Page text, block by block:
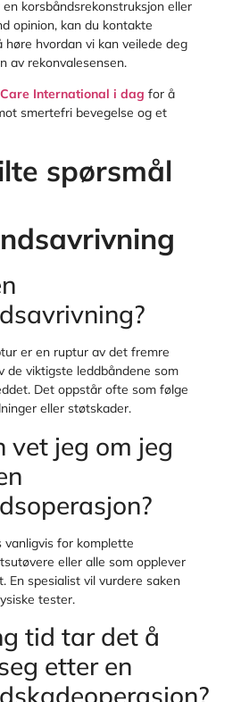
korsbåndsrekonstruksjon eller
opinion, kan du kontakte
hvordan vi kan veilede deg
av rekonvalesensen.
International i dag for å
smertefri bevegelse og et
spørsmål
er en ruptur av det fremre
de viktigste leddbåndene som
Det oppstår ofte som følge
eller støtskader.
vet jeg om jeg
vanligvis for komplette
eller alle som opplever
En spesialist vil vurdere saken
tester.
tid tar det å
etter en